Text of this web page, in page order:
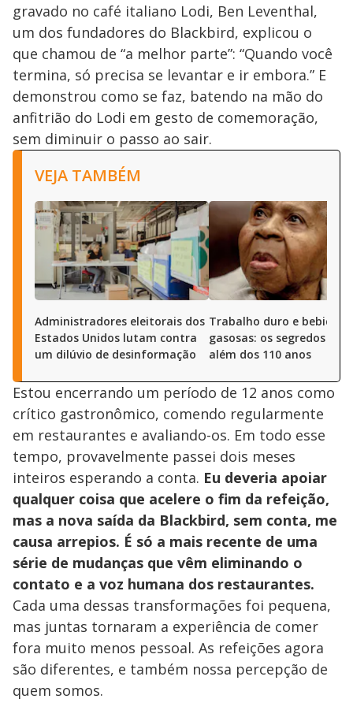
gravado no café italiano Lodi, Ben Leventhal,
um dos fundadores do Blackbird, explicou o
que chamou de “a melhor parte”: “Quando você
termina, só precisa se levantar e ir embora.” E
demonstrou como se faz, batendo na mão do
anfitrião do Lodi em gesto de comemoração,
sem diminuir o passo ao sair.
VEJA TAMBÉM
Administradores eleitorais dos
Estados Unidos lutam contra
um dilúvio de desinformação
Trabalho duro e bebidas
gasosas: os segredos
além dos 110 anos
Estou encerrando um período de 12 anos como
crítico gastronômico, comendo regularmente
em restaurantes e avaliando-os. Em todo esse
tempo, provavelmente passei dois meses
inteiros esperando a conta. Eu deveria apoiar
qualquer coisa que acelere o fim da refeição,
mas a nova saída da Blackbird, sem conta, me
causa arrepios. É só a mais recente de uma
série de mudanças que vêm eliminando o
contato e a voz humana dos restaurantes.
Cada uma dessas transformações foi pequena,
mas juntas tornaram a experiência de comer
fora muito menos pessoal. As refeições agora
são diferentes, e também nossa percepção de
quem somos.